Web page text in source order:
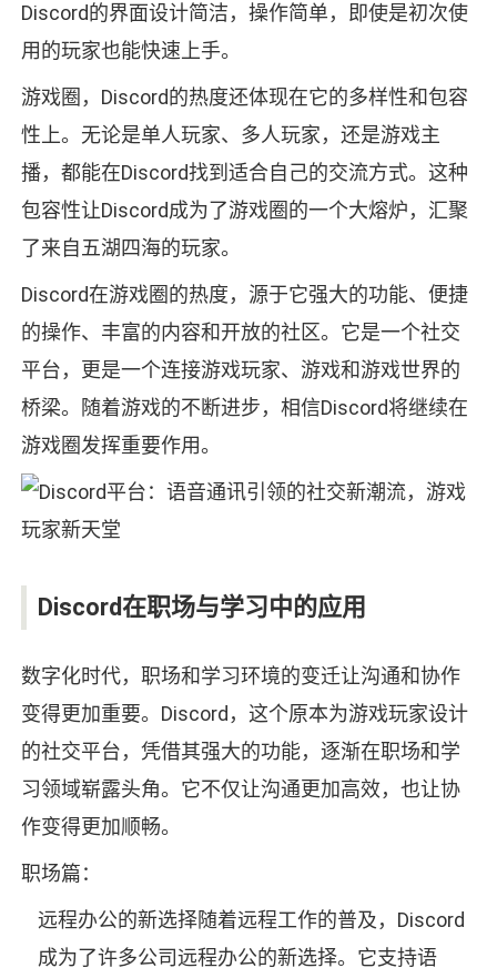
Discord的界面设计简洁，操作简单，即使是初次使
用的玩家也能快速上手。
游戏圈，Discord的热度还体现在它的多样性和包容
性上。无论是单人玩家、多人玩家，还是游戏主
播，都能在Discord找到适合自己的交流方式。这种
包容性让Discord成为了游戏圈的一个大熔炉，汇聚
了来自五湖四海的玩家。
Discord在游戏圈的热度，源于它强大的功能、便捷
的操作、丰富的内容和开放的社区。它是一个社交
平台，更是一个连接游戏玩家、游戏和游戏世界的
桥梁。随着游戏的不断进步，相信Discord将继续在
游戏圈发挥重要作用。
Discord在职场与学习中的应用
数字化时代，职场和学习环境的变迁让沟通和协作
变得更加重要。Discord，这个原本为游戏玩家设计
的社交平台，凭借其强大的功能，逐渐在职场和学
习领域崭露头角。它不仅让沟通更加高效，也让协
作变得更加顺畅。
职场篇：
远程办公的新选择随着远程工作的普及，Discord
成为了许多公司远程办公的新选择。它支持语